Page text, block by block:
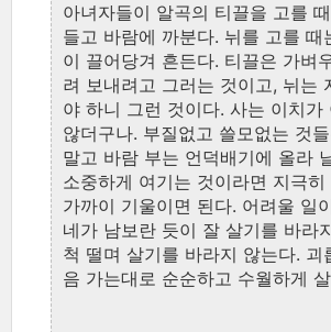
아녀자들이 알곡의 티끌을 고를
들고 바람에 까분다. 뉘를 고를 때
이 끌어당겨 흔든다. 티끌은 가벼
려 보내려고 그러는 것이고, 뉘는
야 하니 그런 것이다. 사는 이치가
않더구나. 부질없고 쓸모없는 것
말고 바람 부는 언덕배기에 올라
소중하게 여기는 것이라면 지극
가까이 기울이면 된다. 어려울 일
네가 남보란 듯이 잘 살기를 바라
척 떨며 살기를 바라지 않는다. 괴
음 가는대로 순순하고 수월하게